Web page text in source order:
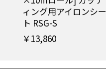
ィング用アイロンシー
ト RSG-S
￥13,860